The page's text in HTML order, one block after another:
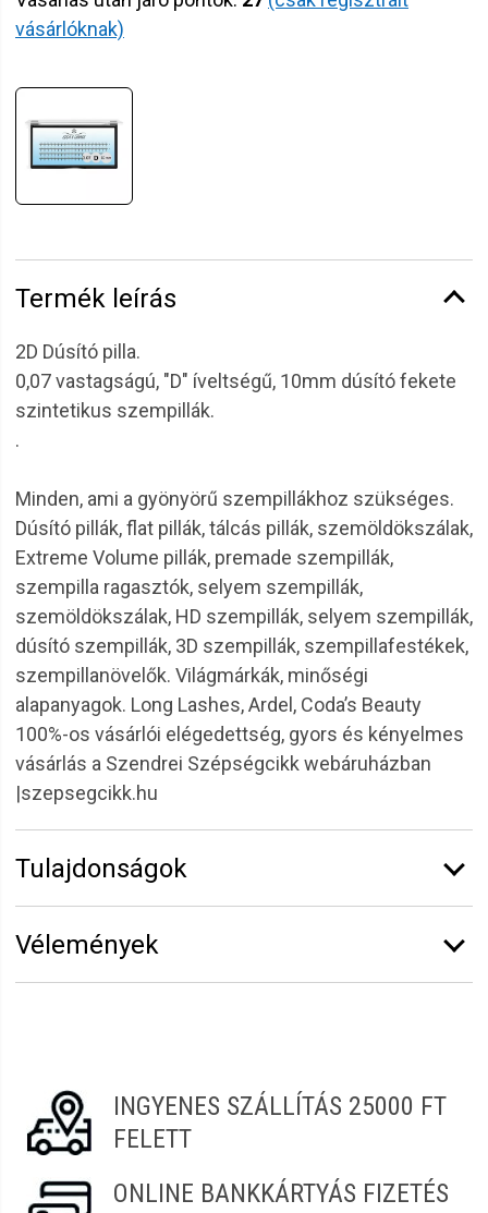
vásárlóknak)
Termék leírás
2D Dúsító pilla.
0,07 vastagságú, "D" íveltségű, 10mm dúsító fekete
szintetikus szempillák.
.
Minden, ami a gyönyörű szempillákhoz szükséges.
Dúsító pillák, flat pillák, tálcás pillák, szemöldökszálak,
Extreme Volume pillák, premade szempillák,
szempilla ragasztók, selyem szempillák,
szemöldökszálak, HD szempillák, selyem szempillák,
dúsító szempillák, 3D szempillák, szempillafestékek,
szempillanövelők. Világmárkák, minőségi
alapanyagok. Long Lashes, Ardel, Coda’s Beauty
100%-os vásárlói elégedettség, gyors és kényelmes
vásárlás a Szendrei Szépségcikk webáruházban
|szepsegcikk.hu
Tulajdonságok
Íveltség:
Vastagság:
0,07 mm
Vélemények
INGYENES SZÁLLÍTÁS 25000 FT
FELETT
ONLINE BANKKÁRTYÁS FIZETÉS